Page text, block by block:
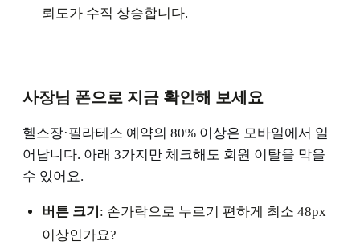
뢰도가 수직 상승합니다.
사장님 폰으로 지금 확인해 보세요
헬스장·필라테스 예약의 80% 이상은 모바일에서 일
어납니다. 아래 3가지만 체크해도 회원 이탈을 막을
수 있어요.
버튼 크기 : 손가락으로 누르기 편하게 최소 48px
이상인가요?